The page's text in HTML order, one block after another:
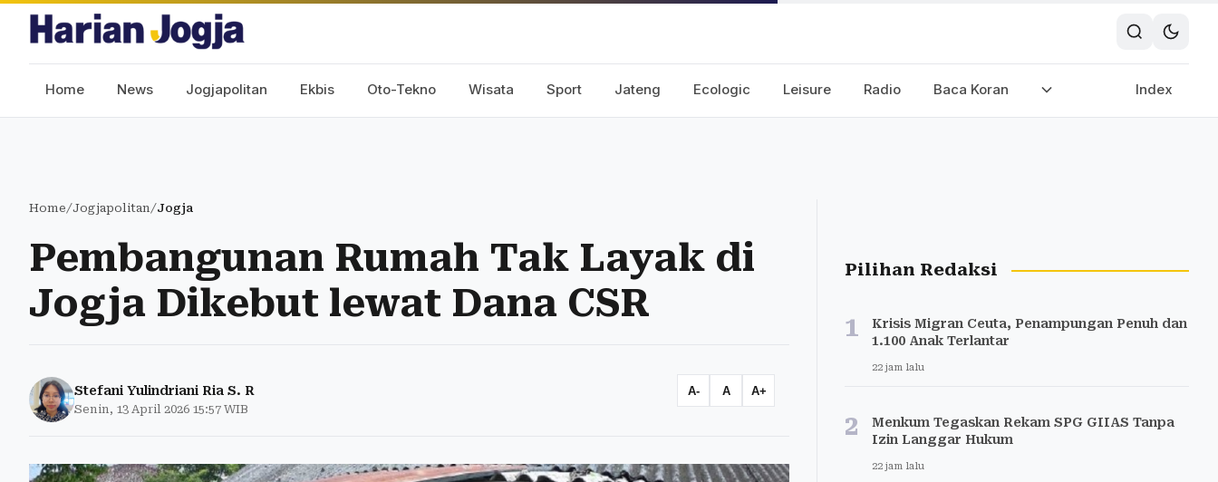
Home News Jogjapolitan Ekbis Oto-Tekno Wisata Sport Jateng Ecologic Leisure Radio Baca Koran Index
Home/Jogjapolitan/Jogja
Pembangunan Rumah Tak Layak di
Jogja Dikebut lewat Dana CSR
Stefani Yulindriani Ria S. R
Senin, 13 April 2026 15:57 WIB
A- A A+
Pilihan Redaksi
1
Krisis Migran Ceuta, Penampungan Penuh dan
1.100 Anak Terlantar
22 jam lalu
2
Menkum Tegaskan Rekam SPG GIIAS Tanpa
Izin Langgar Hukum
22 jam lalu